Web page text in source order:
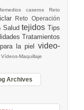
caseros Reto
Reto Operación
SaludtejidosTips
Tratamientos
la piel video-
Vídeos-Maquillaje
Archives